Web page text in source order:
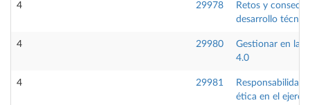
4 29978
Retos y
desarrollo
4 29980
Gestionar en la
4.0
4 29981
Responsabilidad
ética en el